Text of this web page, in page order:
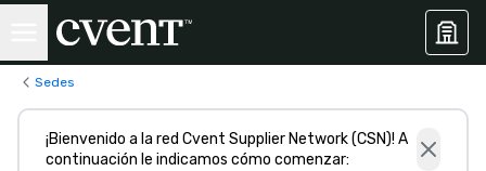
Sedes
¡Bienvenido a la red Cvent Supplier Network (CSN)! A
continuación le indicamos cómo comenzar: